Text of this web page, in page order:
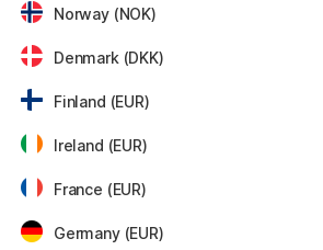
DERWENT
Norway (NOK)
Denmark (DKK)
Finland (EUR)
Ireland (EUR)
France (EUR)
Germany (EUR)